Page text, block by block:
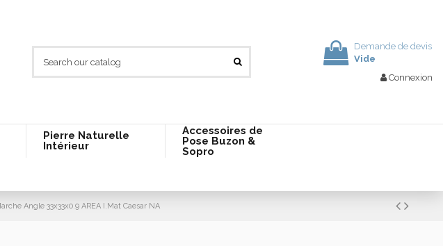
Demande de devis
Vide
Connexion
Pierre Naturelle
Intérieur
Accessoires de
Pose Buzon &
Sopro
Angle 33x33x0.9 AREA I.Mat Caesar NA